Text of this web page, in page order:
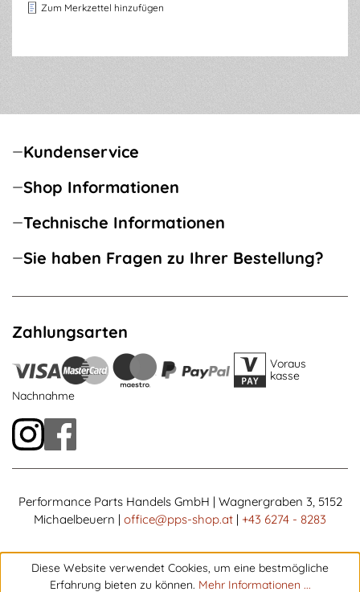
Zum Merkzettel hinzufügen
Kundenservice
Shop Informationen
Technische Informationen
Sie haben Fragen zu Ihrer Bestellung?
Zahlungsarten
Voraus
kasse
Nachnahme
Performance Parts Handels GmbH | Wagnergraben 3, 5152
Michaelbeuern | office@pps-shop.at | +43 6274 - 8283
Diese Website verwendet Cookies, um eine bestmögliche
Erfahrung bieten zu können. Mehr Informationen ...